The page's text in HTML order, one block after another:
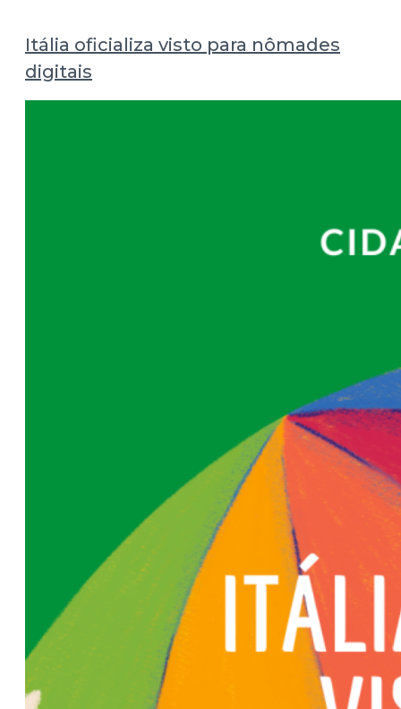
Itália oficializa visto para nômades
digitais